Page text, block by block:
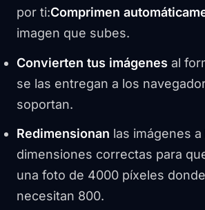
por ti:Comprimen
imagen que subes.
Convierten tus imágenes al
se las entregan a los
soportan.
Redimensionan las imágenes a
dimensiones correctas para
una foto de 4000 píxeles
necesitan 800.